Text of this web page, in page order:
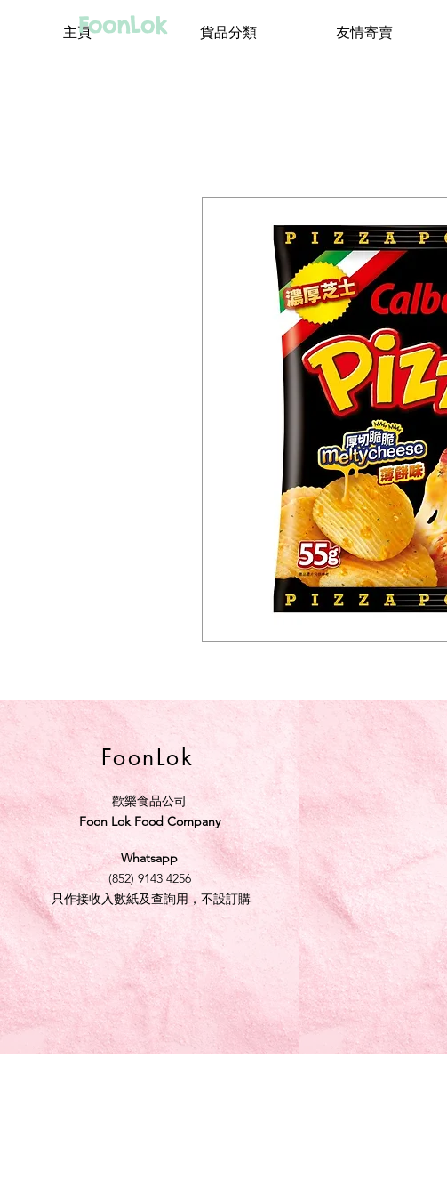
FoonLok
主頁 貨品分類 友情寄賣
FoonLok
歡樂食品公司
Foon Lok Food Company
Whatsapp
(852) 9143 4256
只作接收入數紙及查詢用，不設訂購